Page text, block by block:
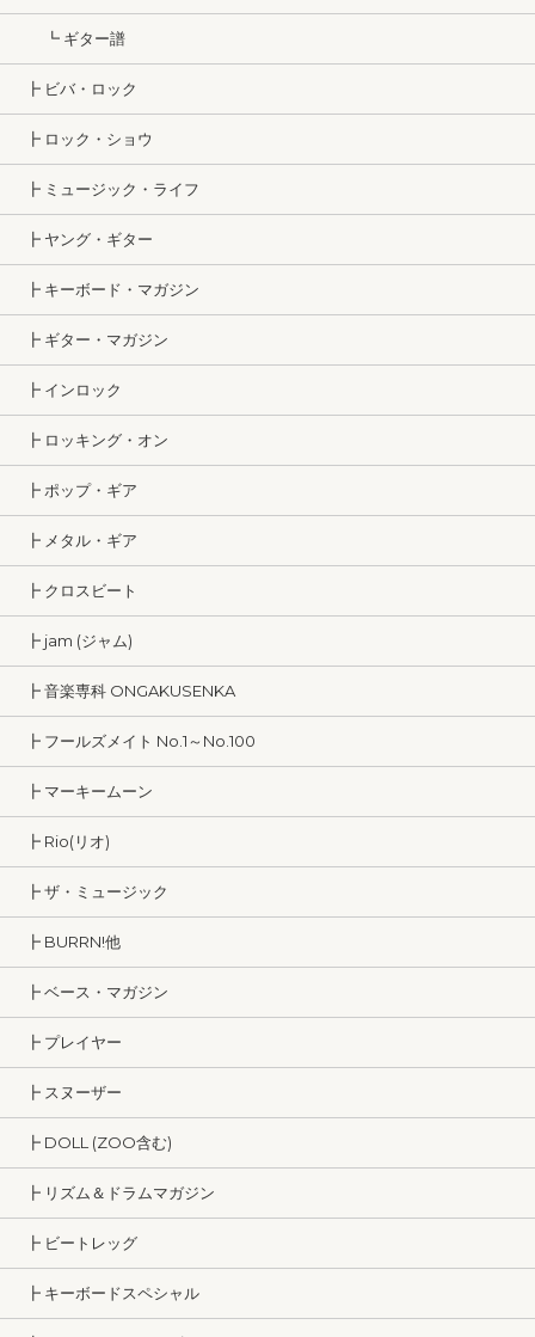
┗ ギター譜
┣ ビバ・ロック
┣ ロック・ショウ
┣ ミュージック・ライフ
┣ ヤング・ギター
┣ キーボード・マガジン
┣ ギター・マガジン
┣ インロック
┣ ロッキング・オン
┣ ポップ・ギア
┣ メタル・ギア
┣ クロスビート
┣ jam (ジャム)
┣ 音楽専科 ONGAKUSENKA
┣ フールズメイト No.1～No.100
┣ マーキームーン
┣ Rio(リオ)
┣ ザ・ミュージック
┣ BURRN!他
┣ ベース・マガジン
┣ プレイヤー
┣ スヌーザー
┣ DOLL (ZOO含む)
┣ リズム＆ドラムマガジン
┣ ビートレッグ
┣ キーボードスペシャル